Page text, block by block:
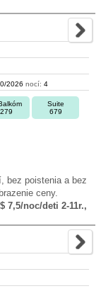
2026 nocí: 4
279
Suite
679
bez poistenia a bez
ceny.
7,5/noc/deti 2-11r.,